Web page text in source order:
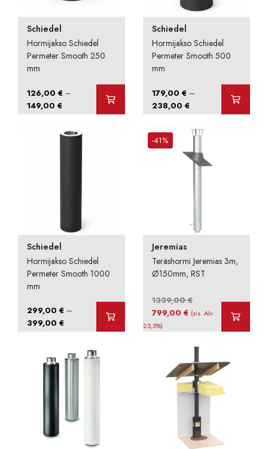
Schiedel
Hormijakso Schiedel
Permeter Smooth 250
mm
126,00€ –
149,00€
126,00 €
-
Schiedel
Hormijakso Schiedel
Permeter Smooth 500
mm
179,00€ –
238,00€
179,00 €
-
Schiedel
Hormijakso Schiedel
Permeter Smooth 1000
mm
299,00€ –
399,00€
299,00 €
399,00 €
-41%
Jeremias
Teräshormi Jeremias 3m,
Ø150mm, RST
1339,00€
Alkuperäinen
hinta
799,00€ Nykyinen
799,00 €.
(sis. Alv
25,5%)